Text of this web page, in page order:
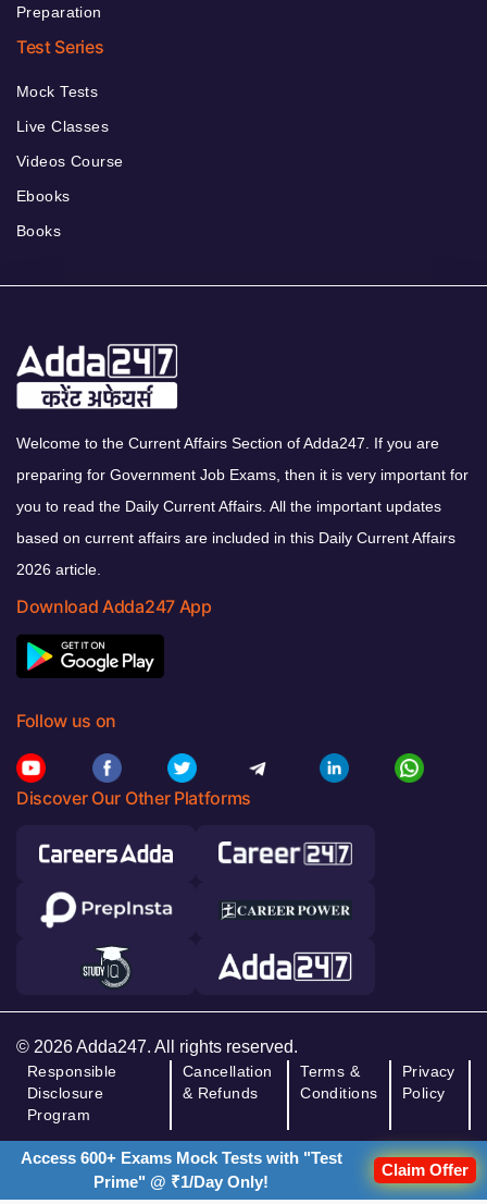
Preparation
Test Series
Mock Tests
Live Classes
Videos Course
Ebooks
Books
Welcome to the Current Affairs Section of Adda247. If you are
preparing for Government Job Exams, then it is very important for
you to read the Daily Current Affairs. All the important updates
based on current affairs are included in this Daily Current Affairs
2026 article.
Download Adda247 App
Follow us on
Discover Our Other Platforms
© 2026 Adda247. All rights reserved.
Responsible
Disclosure
Program
Cancellation
& Refunds
Terms &
Conditions
Privacy
Policy
Access 600+ Exams Mock Tests with "Test
Prime" @ ₹1/Day Only!
Claim Offer